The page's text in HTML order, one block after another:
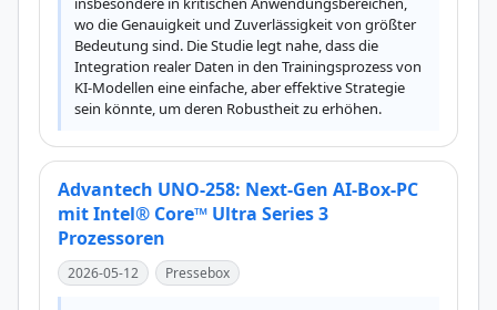
wo die Genauigkeit und Zuverlässigkeit von größter
Bedeutung sind. Die Studie legt nahe, dass die
Integration realer Daten in den Trainingsprozess von
KI-Modellen eine einfache, aber effektive Strategie
sein könnte, um deren Robustheit zu erhöhen.
​Advantech UNO-258: Next-Gen AI-Box-PC
mit Intel® Core™ Ultra Series 3
Prozessoren
2026-05-12 Pressebox